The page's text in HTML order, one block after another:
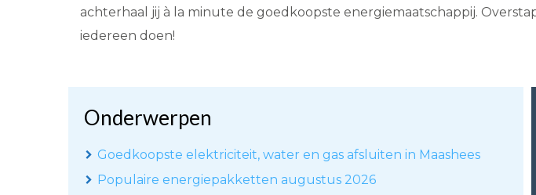
achterhaal jij à la minute de goedkoopste energiemaatschappij.
iedereen doen!
Onderwerpen
Goedkoopste elektriciteit, water en gas afsluiten in Maashees
Populaire energiepakketten augustus 2026